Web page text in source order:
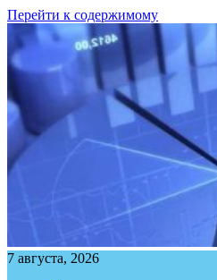
Перейти к содержимому
7 августа, 2026